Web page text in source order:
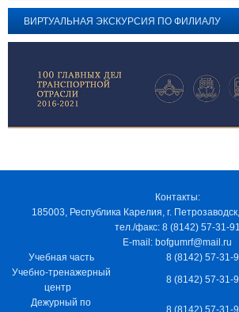
ВИРТУАЛЬНАЯ ЭКСКУРСИЯ ПО ФИЛИАЛУ
Контакты:
185003, Республика Карелия, г.
тел./факс: 8 (8142) 57-31-91
E-mail: bofgumrf@mail.ru
Учебная часть
8 (8142) 57-31-
Учебно-тренажерный
центр
8 (8142) 57-31-
Дежурный по
8 (8142) 57-31-